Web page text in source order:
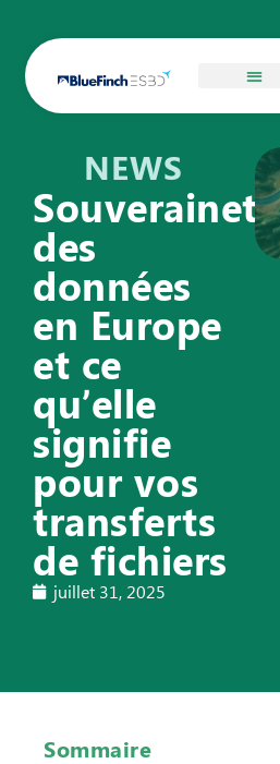
NEWS
Souveraineté
des
données
en Europe
et ce
qu’elle
signifie
pour vos
transferts
de fichiers
juillet 31, 2025
Sommaire